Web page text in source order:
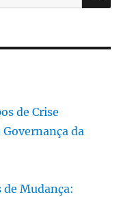
de Crise
da
de Mudança: